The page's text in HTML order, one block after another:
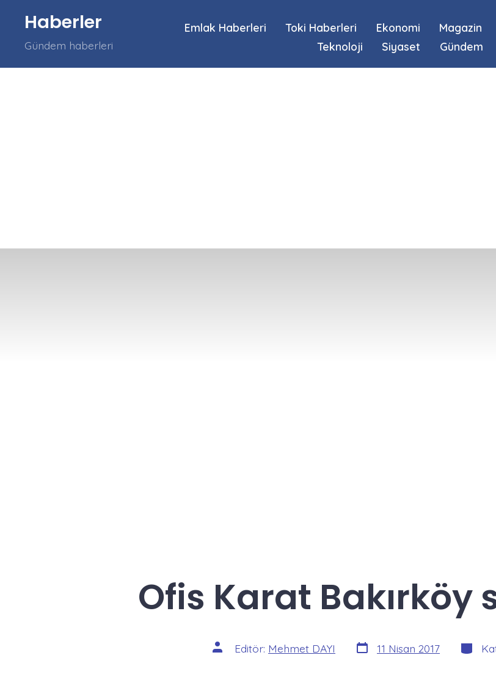
Haberler
Gündem haberleri
Emlak Haberleri Toki Haberleri Ekonomi Magazin
Teknoloji
Siyaset Gündem
Ofis Karat Bakırköy
Yazının
yazarı
Editör: Mehmet DAYI Yazı
tarihi
11 Nisan 2017